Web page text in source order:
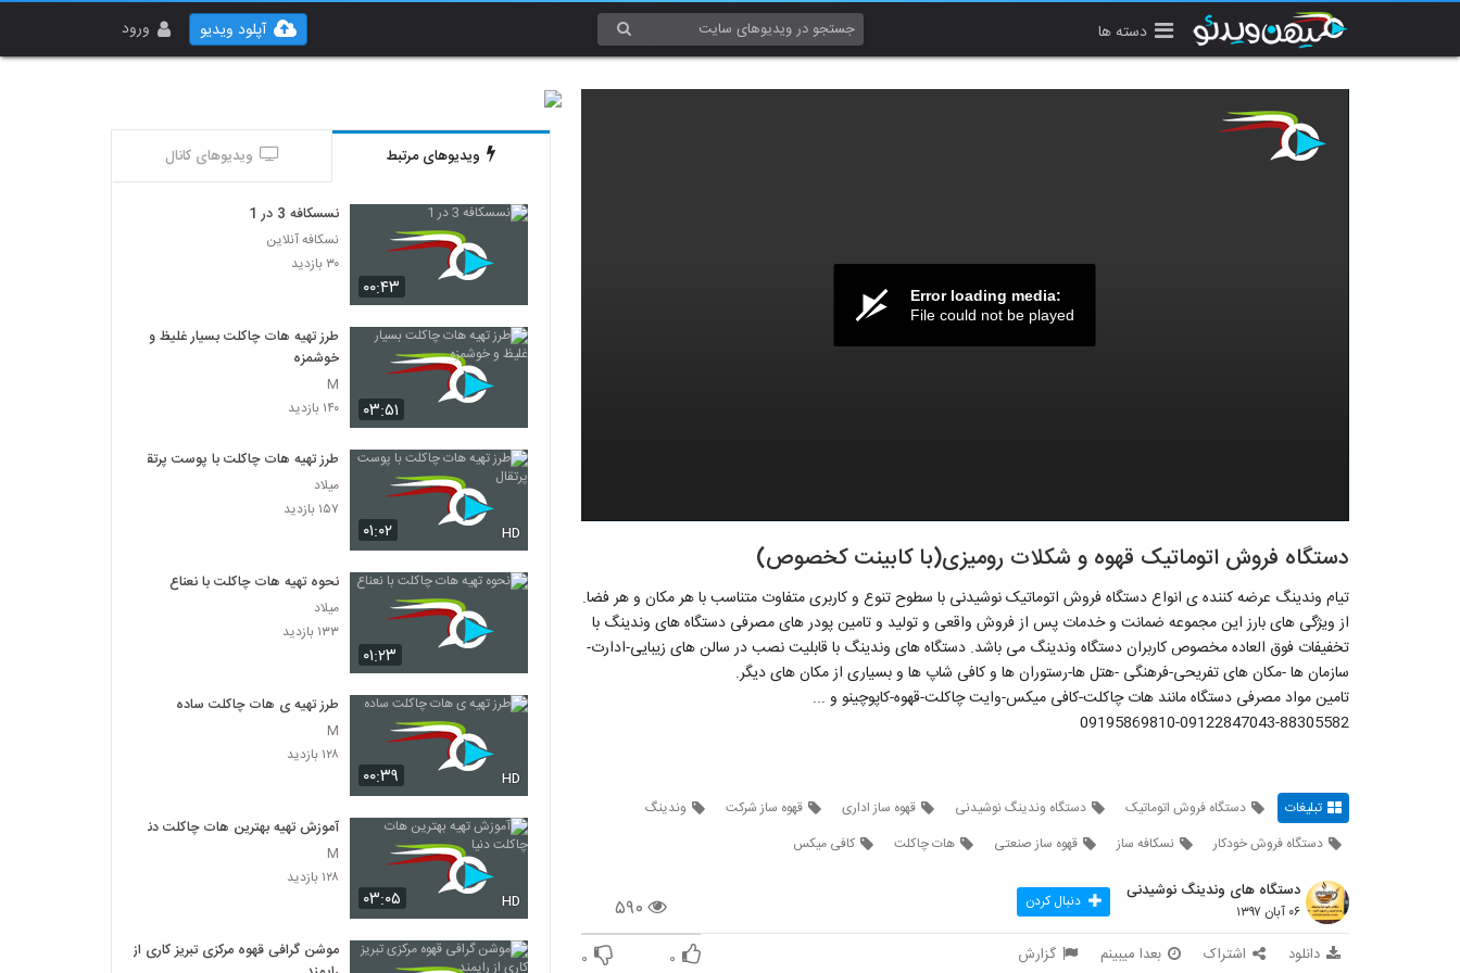
دسته ها ورود آپلود ویدیو
Error loading media:
File could not be played
دستگاه فروش اتوماتیک قهوه و شکلات رومیزی(با کابینت کخصوص)
تیام وندینگ عرضه کننده ی انواع دستگاه فروش اتوماتیک نوشیدنی با سطوح تنوع و کاربری متفاوت متناسب با هر مکان و هر فضا.
از ویژگی های بارز این مجموعه ضمانت و خدمات پس از فروش واقعی و تولید و تامین پودر های مصرفی دستگاه های وندینگ با
تخفیفات فوق العاده مخصوص کاربران دستگاه وندینگ می باشد. دستگاه های وندینگ با قابلیت نصب در سالن های زیبایی-ادارت-
سازمان ها -مکان های تفریحی-فرهنگی -هتل ها-رستوران ها و کافی شاپ ها و بسیاری از مکان های دیگر.
تامین مواد مصرفی دستگاه مانند هات چاکلت-کافی میکس-وایت چاکلت-قهوه-کاپوچینو و ...
09195869810-09122847043-88305582
تبلیغات دستگاه فروش اتوماتیک دستگاه وندینگ نوشیدنی قهوه ساز اداری قهوه ساز شرکت
وندینگ
دستگاه فروش خودکار
نسکافه ساز قهوه ساز صنعتی هات چاکلت کافی میکس
۵۹۰
دستگاه های وندینگ نوشیدنی
۰۶ آبان ۱۳۹۷ دنبال کردن
دانلود اشتراک بعدا میبینم گزارش ۰ ۰
ویدیوهای مرتبط ویدیوهای کانال
۰۰:۴۳
نسسکافه 3 در 1
نسکافه آنلاین
۳۰ بازدید
۰۳:۵۱
طرز تهیه هات چاکلت بسیار غلیظ و
خوشمزه
M
۱۴۰ بازدید
۰۱:۰۲ HD
طرز تهیه هات چاکلت با پوست پرتقال
میلاد
۱۵۷ بازدید
۰۱:۲۳
نحوه تهیه هات چاکلت با نعناع
میلاد
۱۳۳ بازدید
۰۰:۳۹ HD
طرز تهیه ی هات چاکلت ساده
M
۱۲۸ بازدید
۰۳:۰۵ HD
آموزش تهیه بهترین هات چاکلت دنیا
M
۱۲۸ بازدید
موشن گرافی قهوه مرکزی تبریز کاری از